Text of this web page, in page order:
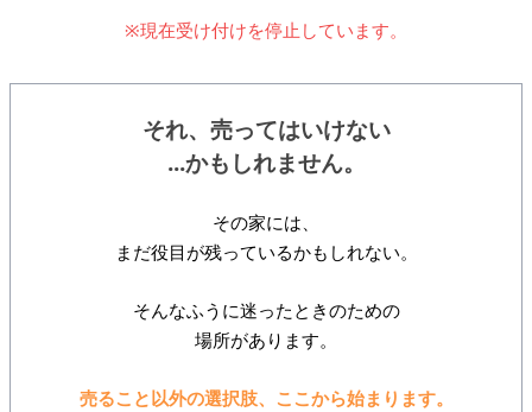
※現在受け付けを停止しています。
それ、売ってはいけない
...かもしれません。
その家には、
まだ役目が残っているかもしれない。
そんなふうに迷ったときのための
場所があります。
売ること以外の選択肢、ここから始まります。